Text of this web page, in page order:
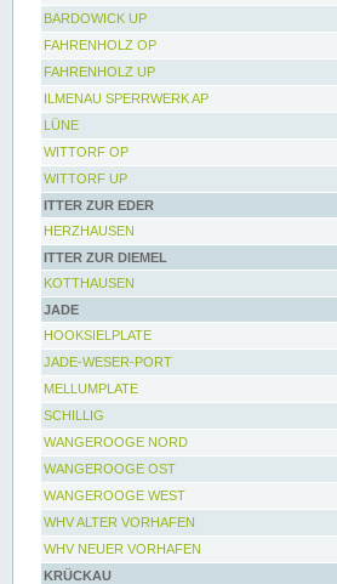
BARDOWICK UP
FAHRENHOLZ OP
FAHRENHOLZ UP
ILMENAU SPERRWERK AP
LÜNE
WITTORF OP
WITTORF UP
ITTER ZUR EDER
HERZHAUSEN
ITTER ZUR DIEMEL
KOTTHAUSEN
JADE
HOOKSIELPLATE
JADE-WESER-PORT
MELLUMPLATE
SCHILLIG
WANGEROOGE NORD
WANGEROOGE OST
WANGEROOGE WEST
WHV ALTER VORHAFEN
WHV NEUER VORHAFEN
KRÜCKAU